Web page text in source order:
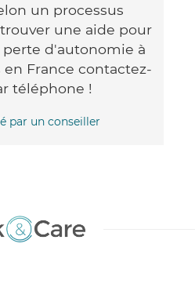
un processus
une aide pour
perte d'autonomie à
en France contactez-
téléphone !
par un conseiller